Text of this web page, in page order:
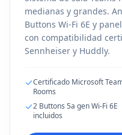
medianas y grandes.
Buttons Wi-Fi 6E y
con compatibilidad
Sennheiser y Huddly.
Certificado Microsoft
Rooms
2 Buttons 5a gen Wi-Fi 6E
incluidos